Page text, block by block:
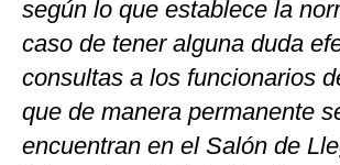
según lo que establece la
caso de tener alguna duda
consultas a los funcionarios
que de manera permanente
encuentran en el Salón de